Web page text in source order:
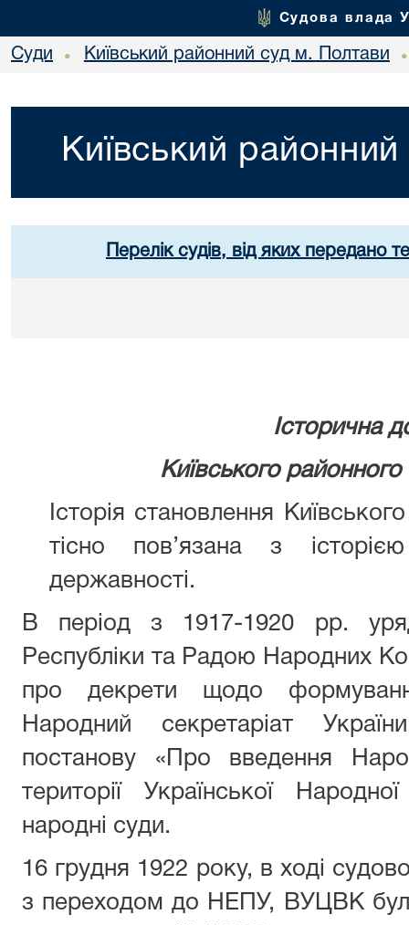
Судова влада
Суди • Київський районний суд м. Полтави •
Київський
Перелік судів, від яких передано
Історична
Київського
Історія становлення
тісно пов’язана з
державності.
В період з 1917-1920 рр.
Республіки та Радою Народних
про декрети щодо
Народний секретаріат
постанову «Про введення
території Української
народні суди.
16 грудня 1922 року, в ході
з переходом до НЕПУ, ВУЦВК